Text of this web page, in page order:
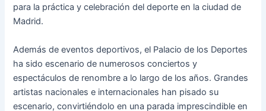
para la práctica y celebración del deporte en la ciudad de
Madrid.
Además de eventos deportivos, el Palacio de los Deportes
ha sido escenario de numerosos conciertos y
espectáculos de renombre a lo largo de los años. Grandes
artistas nacionales e internacionales han pisado su
escenario, convirtiéndolo en una parada imprescindible en